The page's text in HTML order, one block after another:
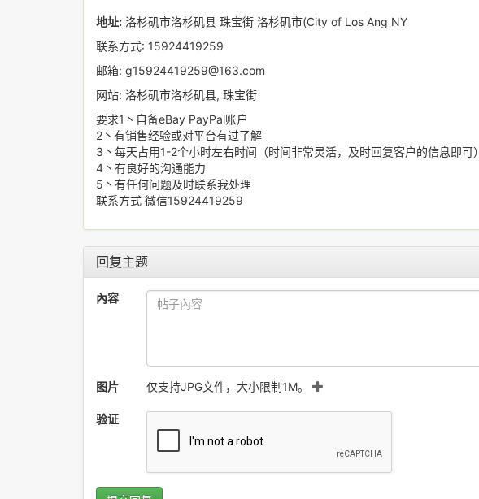
地址: 洛杉矶市洛杉矶县 珠宝街 洛杉矶市(City of Los Ang NY
联系方式: 15924419259
邮箱: g15924419259@163.com
网站: 洛杉矶市洛杉矶县, 珠宝街
要求1丶自备eBay PayPal账户
2丶有销售经验或对平台有过了解
3丶每天占用1-2个小时左右时间（时间非常灵活，及时回复客户的信息即可）
4丶有良好的沟通能力
5丶有任何问题及时联系我处理
联系方式 微信15924419259
回复主题
內容
图片 仅支持JPG文件，大小限制1M。
验证